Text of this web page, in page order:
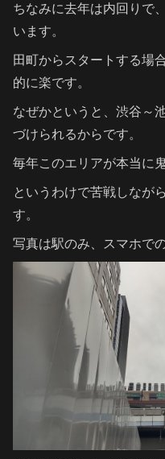
ちなみに去年は内回りで
います。
田町からスタートする場
的に楽です。
なぜかというと、渋谷～
づけられるからです。
毎年このエリアが本当に
というわけで苦戦しなが
す。
写真は駅のみ、スマホで